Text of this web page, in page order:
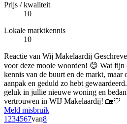
Prijs / kwaliteit
10
Lokale marktkennis
10
Reactie van Wij Makelaardij
voor deze mooie woorden! 😊 Wat fijn
kennis van de buurt en de markt, maar
aanpak en geduld zo hebt
geluk in jullie nieuwe woning en
vertrouwen in WIJ Makelaardij! 🏡💙
Meld misbruik
1 234567van8